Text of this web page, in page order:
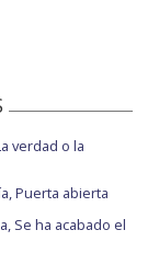
verdad o la
Puerta abierta
Se ha acabado el